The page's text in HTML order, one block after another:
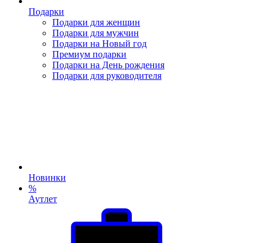
Подарки
Подарки для женщин
Подарки для мужчин
Подарки на Новый год
Премиум подарки
Подарки на День рождения
Подарки для руководителя
Новинки
%
Аутлет